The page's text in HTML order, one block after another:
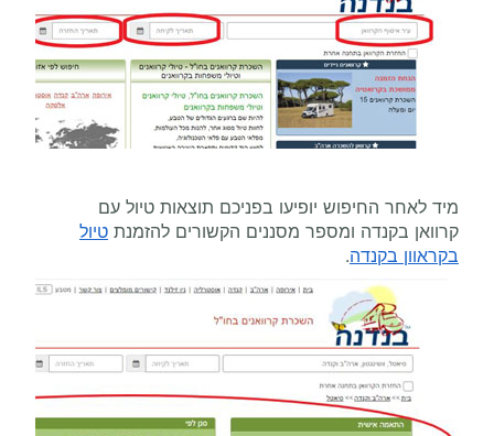
מיד לאחר החיפוש יופיעו בפניכם תוצאות טיול עם
קרוואן בקנדה ומספר מסננים הקשורים להזמנת טיול
בקראוון בקנדה.